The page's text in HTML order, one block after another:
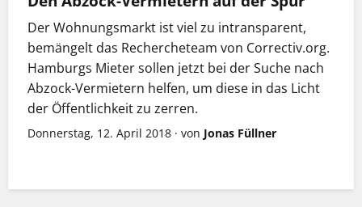
Der Wohnungsmarkt ist viel zu intransparent,
bemängelt das Rechercheteam von Correctiv.org.
Hamburgs Mieter sollen jetzt bei der Suche nach
Abzock-Vermietern helfen, um diese in das Licht
der Öffentlichkeit zu zerren.
Donnerstag, 12. April 2018 · von Jonas Füllner